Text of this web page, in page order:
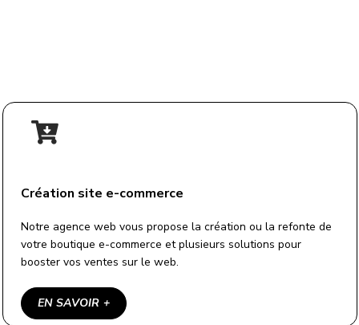
Création site e-commerce
Notre agence web vous propose la création ou la refonte de
votre boutique e-commerce et plusieurs solutions pour
booster vos ventes sur le web.
EN SAVOIR +